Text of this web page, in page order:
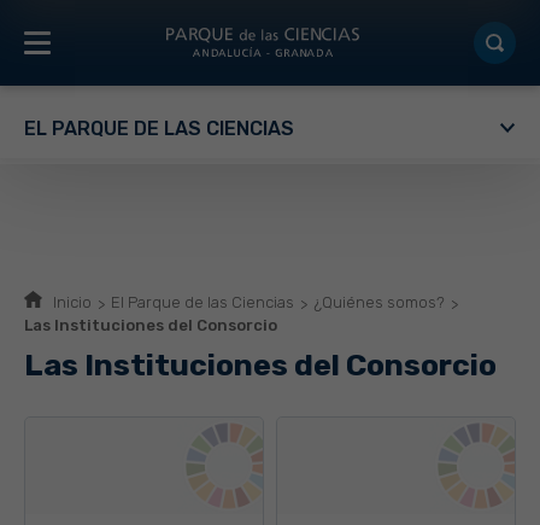
EL PARQUE DE LAS CIENCIAS
Inicio El Parque de las Ciencias
¿Quiénes somos?
Las Instituciones del Consorcio
Las Instituciones del Consorcio